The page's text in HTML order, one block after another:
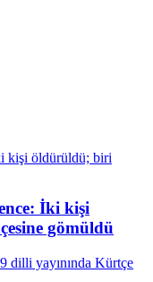
İki kişi
gömüldü